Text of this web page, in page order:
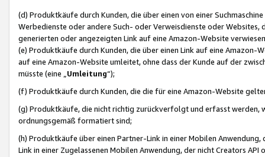
(d) Produktkäufe durch Kunden, die über einen von einer
Werbedienste oder andere Such- oder Verweisdienste oder Websites,
generierten oder angezeigten Link auf eine Amazon-Website
(e) Produktkäufe durch Kunden, die über einen Link auf eine
auf eine Amazon-Website umleitet, ohne dass der Kunde auf der
müsste (eine „ Umleitung“);
(f) Produktkäufe durch Kunden, die die für eine Amazon-Website
(g) Produktkäufe, die nicht richtig zurückverfolgt und erfasst werden,
ordnungsgemäß formatiert sind;
(h) Produktkäufe über einen Partner-Link in einer Mobilen
Link in einer Zugelassenen Mobilen Anwendung, der nicht Creators